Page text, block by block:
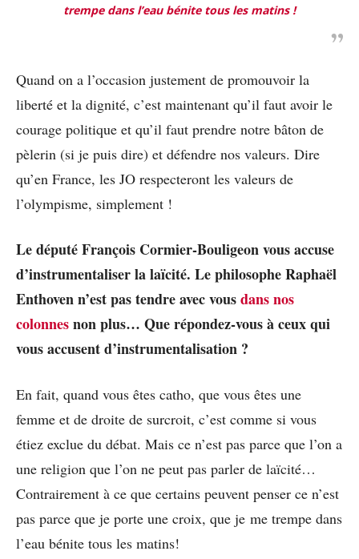
trempe dans l’eau bénite tous les matins !
Quand on a l’occasion justement de promouvoir la
liberté et la dignité, c’est maintenant qu’il faut avoir le
courage politique et qu’il faut prendre notre bâton de
pèlerin (si je puis dire) et défendre nos valeurs. Dire
qu’en France, les JO respecteront les valeurs de
l’olympisme, simplement !
Le député François Cormier-Bouligeon vous accuse
d’instrumentaliser la laïcité. Le philosophe Raphaël
Enthoven n’est pas tendre avec vousdans nos
colonnesnon plus… Que répondez-vous à ceux qui
vous accusent d’instrumentalisation ?
En fait, quand vous êtes catho, que vous êtes une
femme et de droite de surcroit, c’est comme si vous
étiez exclue du débat. Mais ce n’est pas parce que l’on a
une religion que l’on ne peut pas parler de laïcité…
Contrairement à ce que certains peuvent penser ce n’est
pas parce que je porte une croix, que je me trempe dans
l’eau bénite tous les matins!